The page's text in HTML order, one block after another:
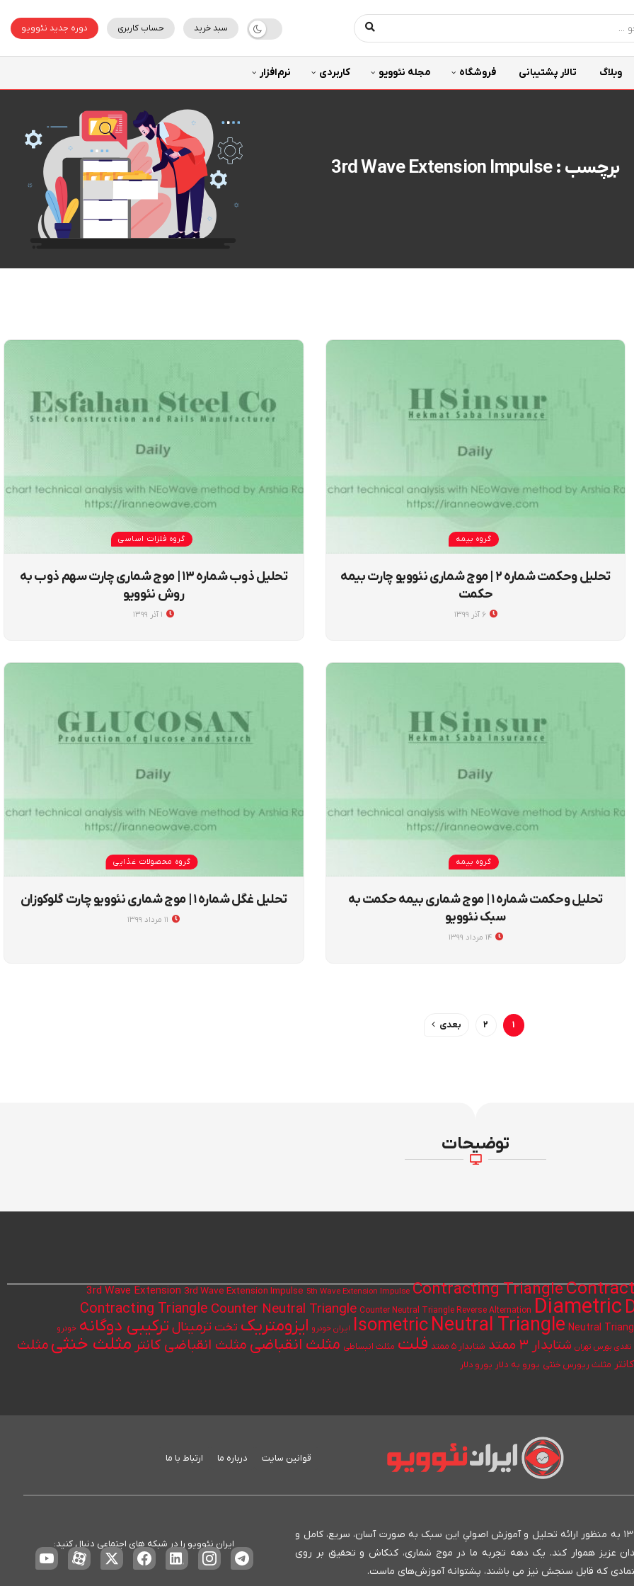
سبد خرید حساب کاربری دوره جدید نئوویو
وبلاگ تالار پشتیبانی فروشگاه مجله نئوویو کاربردی نرم‌افزار
برچسب : 3rd Wave Extension Impulse
گروه بیمه
تحلیل وحکمت شماره ۲ | موج شماری نئوویو چارت بیمه
حکمت
۶ آذر ۱۳۹۹
گروه فلزات اساسی
تحلیل ذوب شماره ۱۳ | موج شماری چارت سهم ذوب به
روش نئوویو
گروه بیمه
تحلیل وحکمت شماره ۱ | موج شماری بیمه حکمت به
سبک نئوویو
۱۴ مرداد ۱۳۹۹
گروه محصولات غذایی
تحلیل غگل شماره ۱ | موج شماری نئوویو چارت گلوکوزان
۱ ۲ بعدی
توضیحات
3rd Wave Extension 3rd Wave Extension Impulse 5th Wave Extension Impulse Contracting Triangle
Contracting Triangle Counter Neutral Triangle Counter Neutral Triangle Reverse Alternation Diametric
IsometricNeutral Triangle Neutral ایران خودرو ایزومتریک تختترمینال ترکیبی دوگانه خودرو
بورس تهران شتابدار ۳ ممتد شتابدار ۵ ممتد فلت مثلث انبساطی مثلث انقباضی مثلث انقباضی کانتر مثلث خنثی مثلث
مثلث ریورس خنثی یورو به دلار یورو دلار
قوانین سایت درباره ما ارتباط با ما
انستیتو ایران نئوویو به عنوان بنیان‌گذار روش نئوویو در ایران، از سال ۱۳۹۳ به منظور ارائه تحلیل و آموزش اصولیِ این سبک به صورت آسان، سریع، کامل و
عزیز هموار کند. یک دهه تجربه ما در موج شماری، کنکاش و تحقیق بر روی
که قابل سنجش نیز می باشند، پشتوانه آموزش‌های ماست.
ایران نئوویو را در شبکه های اجتماعی دنبال کنید: